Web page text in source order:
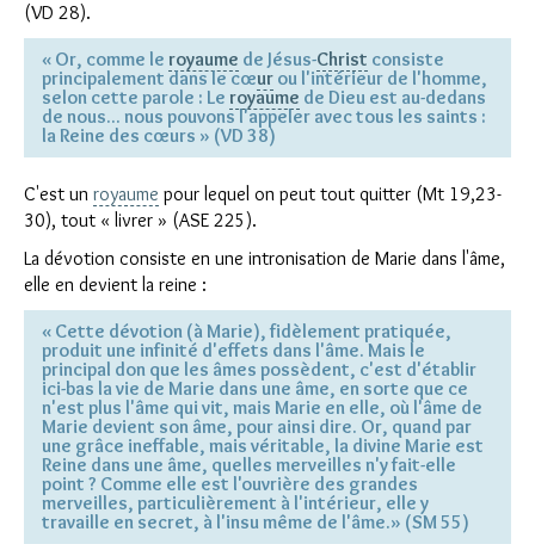
(VD 28).
« Or, comme le royaume de Jésus-Christ consiste
principalement dans le cœur ou l'intérieur de l'homme,
selon cette parole : Le royaume de Dieu est au-dedans
de nous... nous pouvons l'appeler avec tous les saints :
la Reine des cœurs » (VD 38)
C'est un royaume pour lequel on peut tout quitter (Mt 19,23-
30), tout « livrer » (ASE 225).
La dévotion consiste en une intronisation de Marie dans l'âme,
elle en devient la reine :
« Cette dévotion (à Marie), fidèlement pratiquée,
produit une infinité d'effets dans l'âme. Mais le
principal don que les âmes possèdent, c'est d'établir
ici-bas la vie de Marie dans une âme, en sorte que ce
n'est plus l'âme qui vit, mais Marie en elle, où l'âme de
Marie devient son âme, pour ainsi dire. Or, quand par
une grâce ineffable, mais véritable, la divine Marie est
Reine dans une âme, quelles merveilles n'y fait-elle
point ? Comme elle est l'ouvrière des grandes
merveilles, particulièrement à l'intérieur, elle y
travaille en secret, à l'insu même de l'âme.» (SM 55)